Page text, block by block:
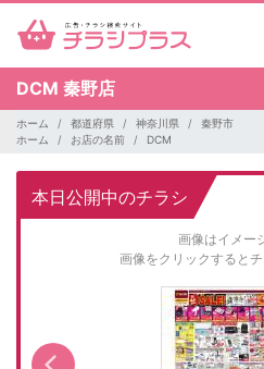
DCM 秦野店
ホーム 都道府県 神奈川県
秦野市
ホーム
お店の名前 DCM
本日公開中のチラシ
画像はイメー
画像をクリックするとチ